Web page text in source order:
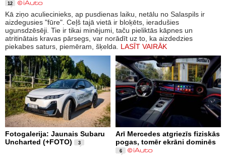
12
Kā ziņo aculiecinieks, ap pusdienas laiku, netālu no Salaspils ir
aizdegusies "fūre". Ceļš tajā vietā ir bloķēts, ieradušies
ugunsdzēsēji. Tie ir tikai minējumi, taču pieliktās kāpnes un
atritinātais kravas pārsegs, var norādīt uz to, ka aizdedzies
piekabes saturs, piemēram, šķelda. LASĪT VAIRĀK
Fotogalerija: Jaunais Subaru
Uncharted (+FOTO)
3
Arī Mercedes atgriezīs fiziskās
pogas, tomēr ekrāni dominēs
6